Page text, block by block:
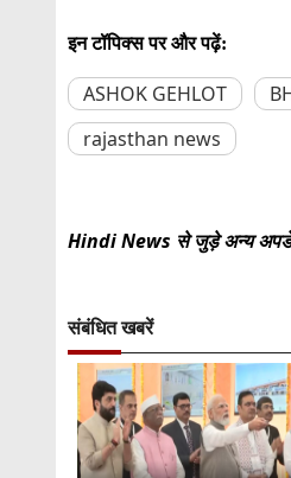
इन टॉपिक्स पर और पढ़ें:
ASHOK GEHLOT
rajasthan news
Hindi News से जुड़े अन्य
संबंधित खबरें